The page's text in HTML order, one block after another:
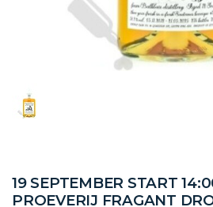
19 SEPTEMBER START
PROEVERIJ FRAGANT